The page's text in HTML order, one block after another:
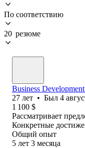
По соответствию
20 резюме
Business
27 лет • Был 4
1 100 $
Рассматривает
Конкретные
Общий опыт
5 лет 3 месяца